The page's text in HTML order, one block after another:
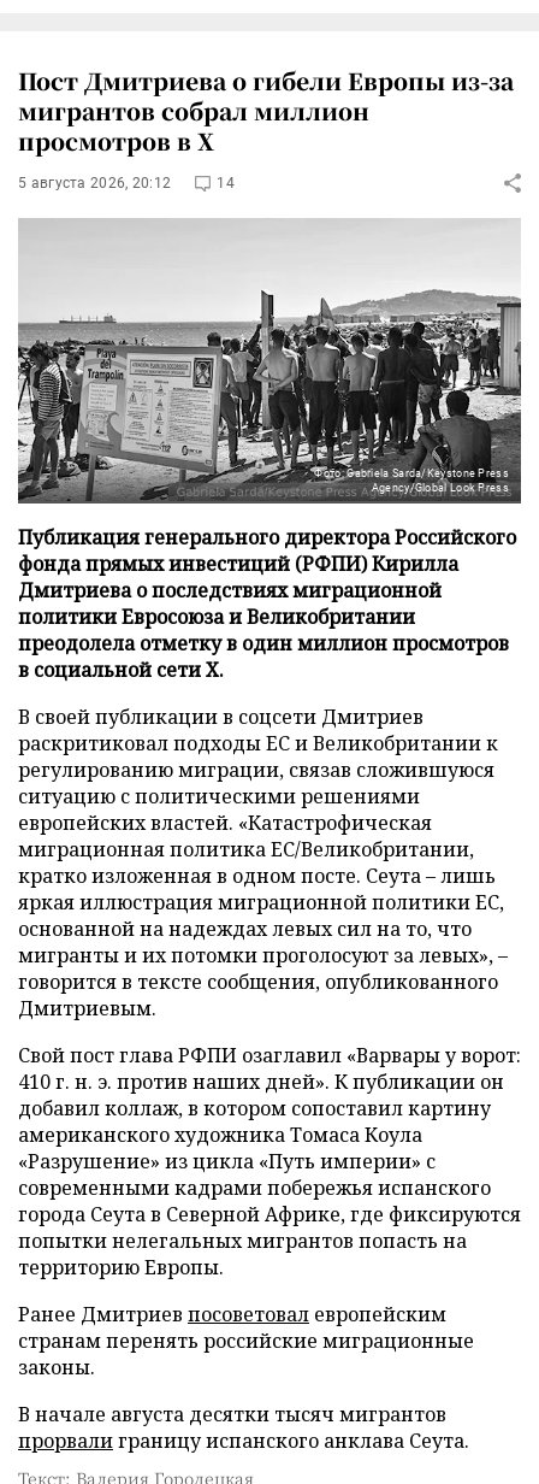
Пост Дмитриева о гибели Европы из-за
мигрантов собрал миллион
просмотров в X
5 августа 2026, 20:12 14
Фото: Gabriela Sarda/Keystone Press
Agency/Global Look Press
Публикация генерального директора Российского
фонда прямых инвестиций (РФПИ) Кирилла
Дмитриева о последствиях миграционной
политики Евросоюза и Великобритании
преодолела отметку в один миллион просмотров
в социальной сети X.
В своей публикации в соцсети Дмитриев
раскритиковал подходы ЕС и Великобритании к
регулированию миграции, связав сложившуюся
ситуацию с политическими решениями
европейских властей. «Катастрофическая
миграционная политика ЕС/Великобритании,
кратко изложенная в одном посте. Сеута – лишь
яркая иллюстрация миграционной политики ЕС,
основанной на надеждах левых сил на то, что
мигранты и их потомки проголосуют за левых», –
говорится в тексте сообщения, опубликованного
Дмитриевым.
Свой пост глава РФПИ озаглавил «Варвары у ворот:
410 г. н. э. против наших дней». К публикации он
добавил коллаж, в котором сопоставил картину
американского художника Томаса Коула
«Разрушение» из цикла «Путь империи» с
современными кадрами побережья испанского
города Сеута в Северной Африке, где фиксируются
попытки нелегальных мигрантов попасть на
территорию Европы.
Ранее Дмитриев посоветовал европейским
странам перенять российские миграционные
законы.
В начале августа десятки тысяч мигрантов
прорвалиграницу испанского анклава Сеута.
Текст: Валерия Городецкая